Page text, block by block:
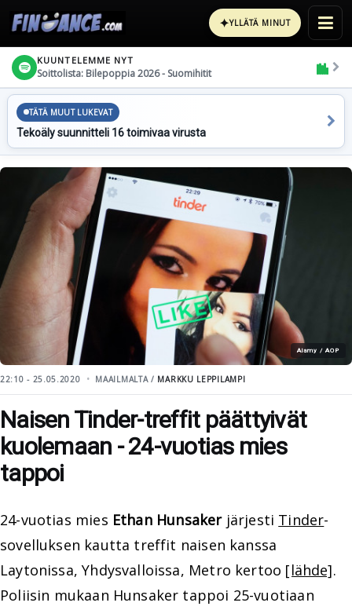
✦YLLÄTÄ MINUT
KUUNTELEMME NYT
Soittolista: Bilepoppia 2026 - Suomihitit
TÄTÄ MUUT LUKEVAT
Tekoäly suunnitteli 16 toimivaa virusta
Alamy / AOP
22:10 - 25.05.2020 MAAILMALTA / MARKKU LEPPILAMPI
Naisen Tinder-treffit päättyivät
kuolemaan - 24-vuotias mies
tappoi
24-vuotias mies Ethan Hunsakerjärjesti Tinder-
sovelluksen kautta treffit naisen kanssa
Laytonissa, Yhdysvalloissa, Metro kertoo [lähde].
Poliisin mukaan Hunsaker tappoi 25-vuotiaan